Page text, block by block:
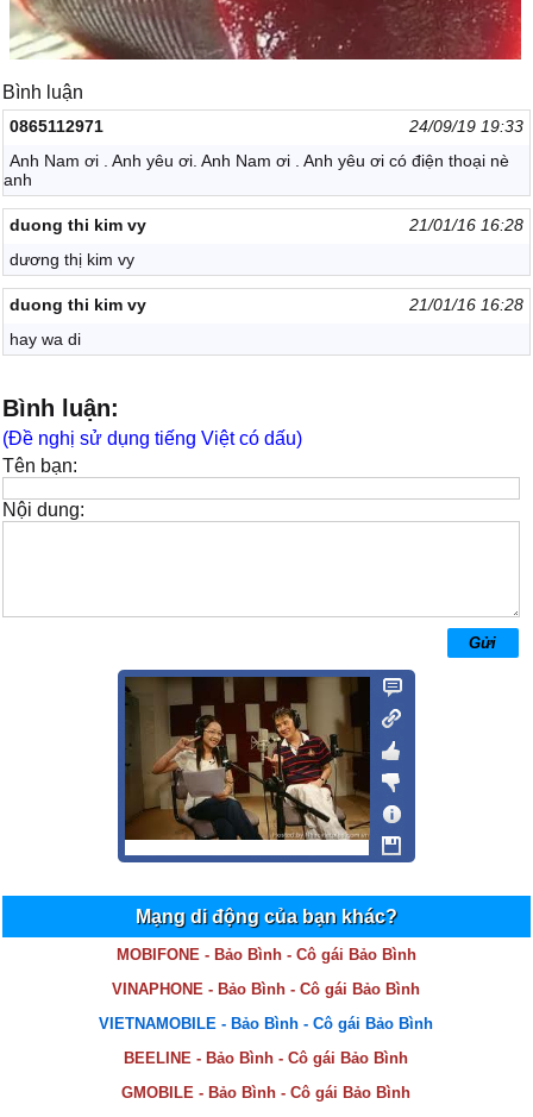
Bình luận
0865112971
24/09/19 19:33
Anh Nam ơi . Anh yêu ơi. Anh Nam ơi . Anh yêu ơi có điện thoại nè
anh
duong thi kim vy
21/01/16 16:28
dương thị kim vy
duong thi kim vy
21/01/16 16:28
hay wa di
Bình luận:
(Đề nghị sử dụng tiếng Việt có dấu)
Tên bạn:
Nội dung:
Mạng di động của bạn khác?
MOBIFONE - Bảo Bình - Cô gái Bảo Bình
VINAPHONE - Bảo Bình - Cô gái Bảo Bình
VIETNAMOBILE - Bảo Bình - Cô gái Bảo Bình
BEELINE - Bảo Bình - Cô gái Bảo Bình
GMOBILE - Bảo Bình - Cô gái Bảo Bình